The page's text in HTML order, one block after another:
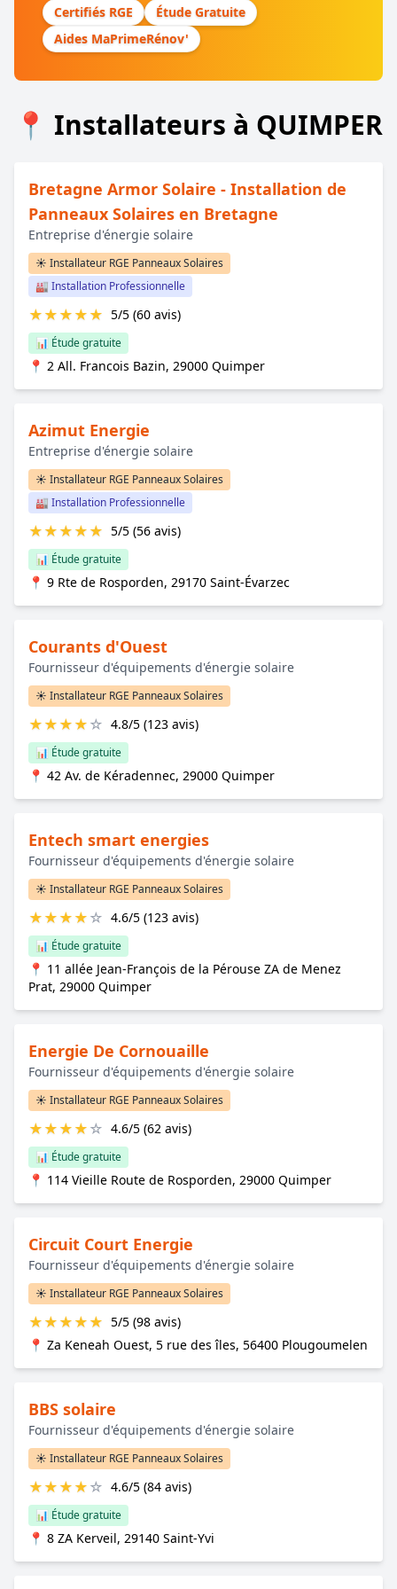
Certifiés RGE
Étude Gratuite
Aides MaPrimeRénov'
📍 Installateurs à QUIMPER
Bretagne Armor Solaire - Installation de
Panneaux Solaires en Bretagne
Entreprise d'énergie solaire
☀️ Installateur RGE Panneaux Solaires
🏭 Installation Professionnelle
★★★★★ 5/5 (60 avis)
📊 Étude gratuite
📍 2 All. Francois Bazin, 29000 Quimper
Azimut Energie
Entreprise d'énergie solaire
☀️ Installateur RGE Panneaux Solaires
🏭 Installation Professionnelle
★★★★★ 5/5 (56 avis)
📊 Étude gratuite
📍 9 Rte de Rosporden, 29170 Saint-Évarzec
Courants d'Ouest
Fournisseur d'équipements d'énergie solaire
☀️ Installateur RGE Panneaux Solaires
★★★★☆ 4.8/5 (123 avis)
📊 Étude gratuite
📍 42 Av. de Kéradennec, 29000 Quimper
Entech smart energies
Fournisseur d'équipements d'énergie solaire
☀️ Installateur RGE Panneaux Solaires
★★★★☆ 4.6/5 (123 avis)
📊 Étude gratuite
📍 11 allée Jean-François de la Pérouse ZA de Menez
Prat, 29000 Quimper
Energie De Cornouaille
Fournisseur d'équipements d'énergie solaire
☀️ Installateur RGE Panneaux Solaires
★★★★☆ 4.6/5 (62 avis)
📊 Étude gratuite
📍 114 Vieille Route de Rosporden, 29000 Quimper
Circuit Court Energie
Fournisseur d'équipements d'énergie solaire
☀️ Installateur RGE Panneaux Solaires
★★★★★ 5/5 (98 avis)
📍 Za Keneah Ouest, 5 rue des îles, 56400 Plougoumelen
BBS solaire
Fournisseur d'équipements d'énergie solaire
☀️ Installateur RGE Panneaux Solaires
★★★★☆ 4.6/5 (84 avis)
📊 Étude gratuite
📍 8 ZA Kerveil, 29140 Saint-Yvi